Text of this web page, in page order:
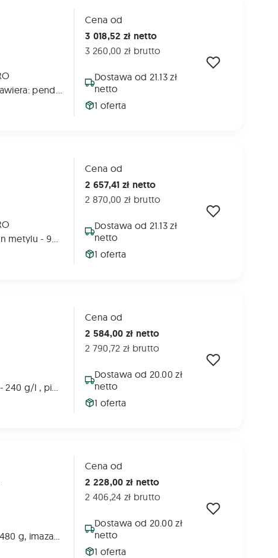
Cena od
3 018,52 zł netto
3 260,00 zł brutto
Dostawa od 21.13 zł
netto
1 oferta
Cena od
2 657,41 zł netto
2 870,00 zł brutto
Dostawa od 21.13 zł
netto
1 oferta
Cena od
2 584,00 zł netto
2 790,72 zł brutto
Dostawa od 20.00 zł
netto
1 oferta
Cena od
2 228,00 zł netto
2 406,24 zł brutto
Dostawa od 20.00 zł
netto
1 oferta